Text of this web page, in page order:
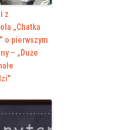
z
„Chatka
o pierwszym
– „Duże